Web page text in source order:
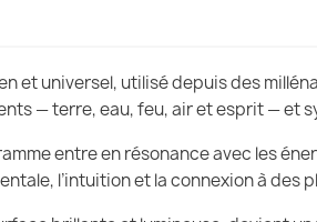
et universel, utilisé depuis des
— terre, eau, feu, air et esprit — et
entre en résonance avec les
l’intuition et la connexion à des